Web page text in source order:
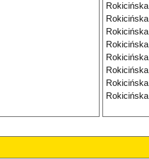
Rokicińska
Rokicińska
Rokicińska
Rokicińska
Rokicińska
Rokicińska
Rokicińska
Rokicińska